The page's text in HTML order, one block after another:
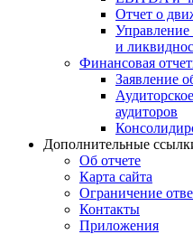
Отчет о
и
Финансовая
Заявление
аудиторов
Дополнительные
Об отчете
Карта сайта
Ограничение
Контакты
Приложения